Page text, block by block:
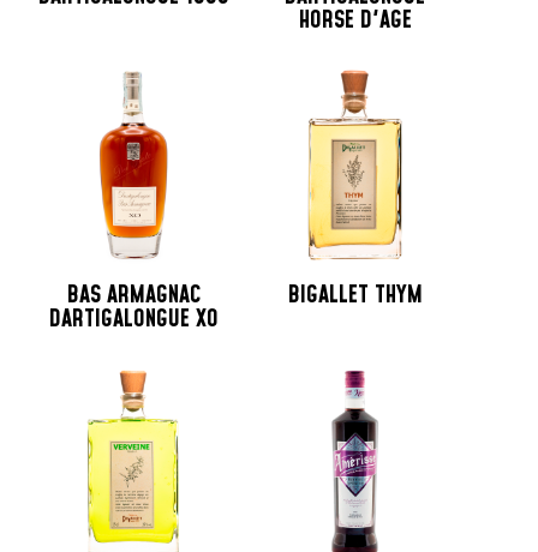
HORSE D'AGE
BAS ARMAGNAC
DARTIGALONGUE XO
BIGALLET THYM